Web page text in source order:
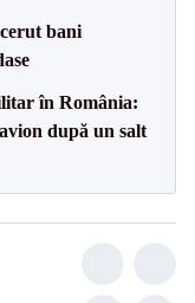
bani
în România:
după un salt